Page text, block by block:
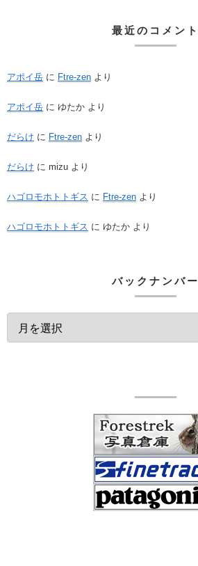
最近のコメント
アポイ岳 に Ftre-zen より
アポイ岳 に ゆたか より
だらけ に Ftre-zen より
だらけ に mizu より
ハゴロモホトトギス に Ftre-zen より
ハゴロモホトトギス に ゆたか より
バックナンバー